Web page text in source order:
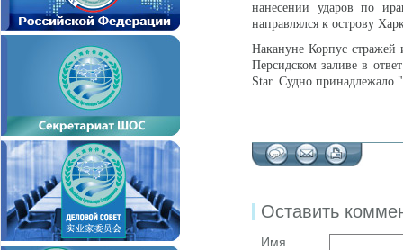
нанесении ударов по
направлялся к острову
Накануне Корпус
Персидском заливе в
Star. Судно принадлежало
Оставить
Имя